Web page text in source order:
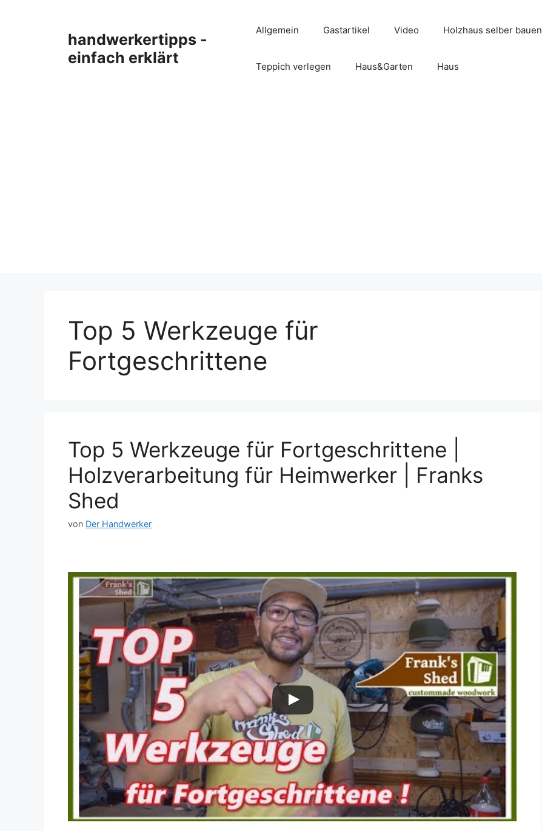
handwerkertipps -
einfach erklärt
Allgemein Gastartikel Video Holzhaus selber bauen
Teppich verlegen Haus&Garten Haus
Top 5 Werkzeuge für
Fortgeschrittene
Top 5 Werkzeuge für Fortgeschrittene |
Holzverarbeitung für Heimwerker | Franks
Shed
von Der Handwerker
Dieses Video auf YouTube ansehen